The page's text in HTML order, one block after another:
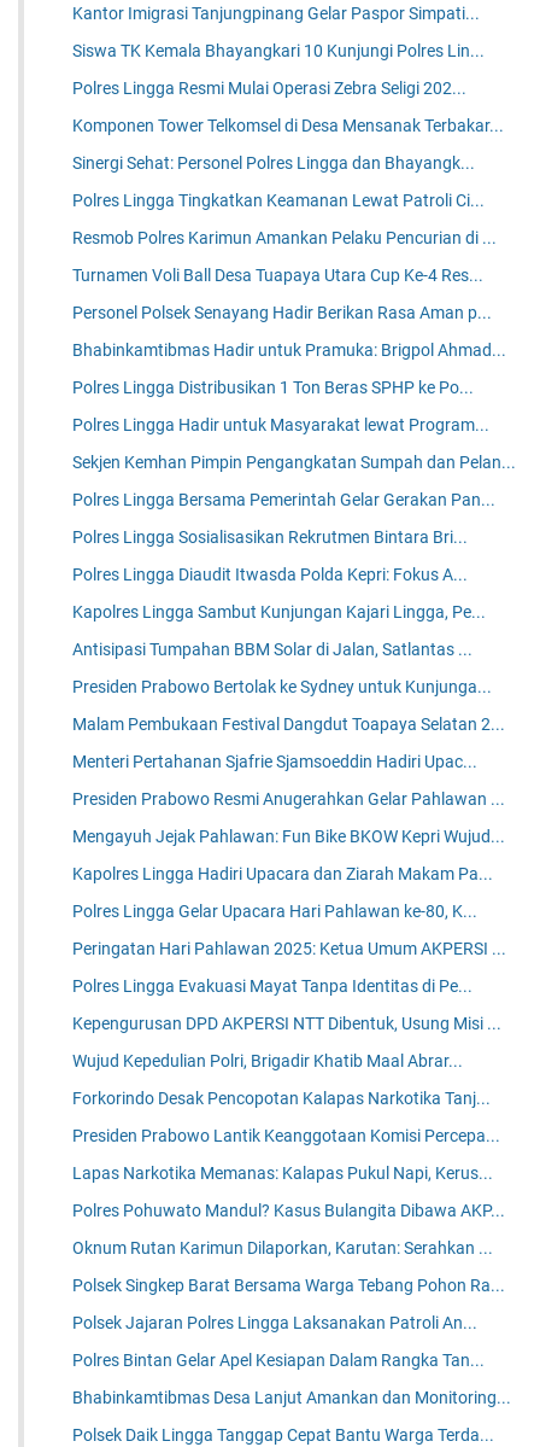
Kantor Imigrasi Tanjungpinang Gelar Paspor Simpati...
Siswa TK Kemala Bhayangkari 10 Kunjungi Polres Lin...
Polres Lingga Resmi Mulai Operasi Zebra Seligi 202...
Komponen Tower Telkomsel di Desa Mensanak Terbakar...
Sinergi Sehat: Personel Polres Lingga dan Bhayangk...
Polres Lingga Tingkatkan Keamanan Lewat Patroli Ci...
Resmob Polres Karimun Amankan Pelaku Pencurian di ...
Turnamen Voli Ball Desa Tuapaya Utara Cup Ke-4 Res...
Personel Polsek Senayang Hadir Berikan Rasa Aman p...
Bhabinkamtibmas Hadir untuk Pramuka: Brigpol Ahmad...
Polres Lingga Distribusikan 1 Ton Beras SPHP ke Po...
Polres Lingga Hadir untuk Masyarakat lewat Program...
Sekjen Kemhan Pimpin Pengangkatan Sumpah dan Pelan...
Polres Lingga Bersama Pemerintah Gelar Gerakan Pan...
Polres Lingga Sosialisasikan Rekrutmen Bintara Bri...
Polres Lingga Diaudit Itwasda Polda Kepri: Fokus A...
Kapolres Lingga Sambut Kunjungan Kajari Lingga, Pe...
Antisipasi Tumpahan BBM Solar di Jalan, Satlantas ...
Presiden Prabowo Bertolak ke Sydney untuk Kunjunga...
Malam Pembukaan Festival Dangdut Toapaya Selatan 2...
Menteri Pertahanan Sjafrie Sjamsoeddin Hadiri Upac...
Presiden Prabowo Resmi Anugerahkan Gelar Pahlawan ...
Mengayuh Jejak Pahlawan: Fun Bike BKOW Kepri Wujud...
Kapolres Lingga Hadiri Upacara dan Ziarah Makam Pa...
Polres Lingga Gelar Upacara Hari Pahlawan ke-80, K...
Peringatan Hari Pahlawan 2025: Ketua Umum AKPERSI ...
Polres Lingga Evakuasi Mayat Tanpa Identitas di Pe...
Kepengurusan DPD AKPERSI NTT Dibentuk, Usung Misi ...
Wujud Kepedulian Polri, Brigadir Khatib Maal Abrar...
Forkorindo Desak Pencopotan Kalapas Narkotika Tanj...
Presiden Prabowo Lantik Keanggotaan Komisi Percepa...
Lapas Narkotika Memanas: Kalapas Pukul Napi, Kerus...
Polres Pohuwato Mandul? Kasus Bulangita Dibawa AKP...
Oknum Rutan Karimun Dilaporkan, Karutan: Serahkan ...
Polsek Singkep Barat Bersama Warga Tebang Pohon Ra...
Polsek Jajaran Polres Lingga Laksanakan Patroli An...
Polres Bintan Gelar Apel Kesiapan Dalam Rangka Tan...
Bhabinkamtibmas Desa Lanjut Amankan dan Monitoring...
Polsek Daik Lingga Tanggap Cepat Bantu Warga Terda...